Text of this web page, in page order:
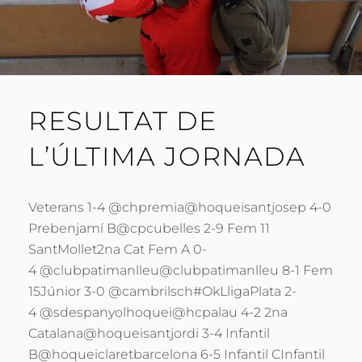
RESULTAT DE
L’ÚLTIMA JORNADA
Veterans 1-4 @chpremia@hoqueisantjosep 4-0
Prebenjamí B@cpcubelles 2-9 Fem 11
SantMollet2na Cat Fem A 0-
4 @clubpatimanlleu@clubpatimanlleu 8-1 Fem
15Júnior 3-0 @cambrilsch#OkLligaPlata 2-
4 @sdespanyolhoquei@hcpalau 4-2 2na
Catalana@hoqueisantjordi 3-4 Infantil
B@hoqueiclaretbarcelona 6-5 Infantil CInfantil